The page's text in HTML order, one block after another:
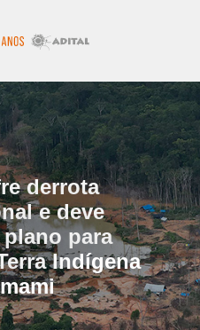
derrota
e deve
para
Indígena